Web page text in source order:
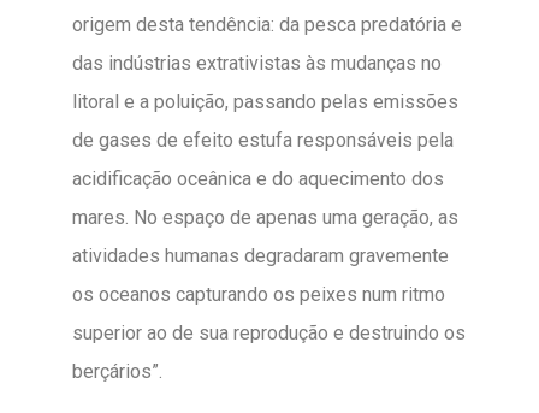
origem desta tendência: da pesca predatória e
das indústrias extrativistas às mudanças no
litoral e a poluição, passando pelas emissões
de gases de efeito estufa responsáveis pela
acidificação oceânica e do aquecimento dos
mares. No espaço de apenas uma geração, as
atividades humanas degradaram gravemente
os oceanos capturando os peixes num ritmo
superior ao de sua reprodução e destruindo os
berçários”.